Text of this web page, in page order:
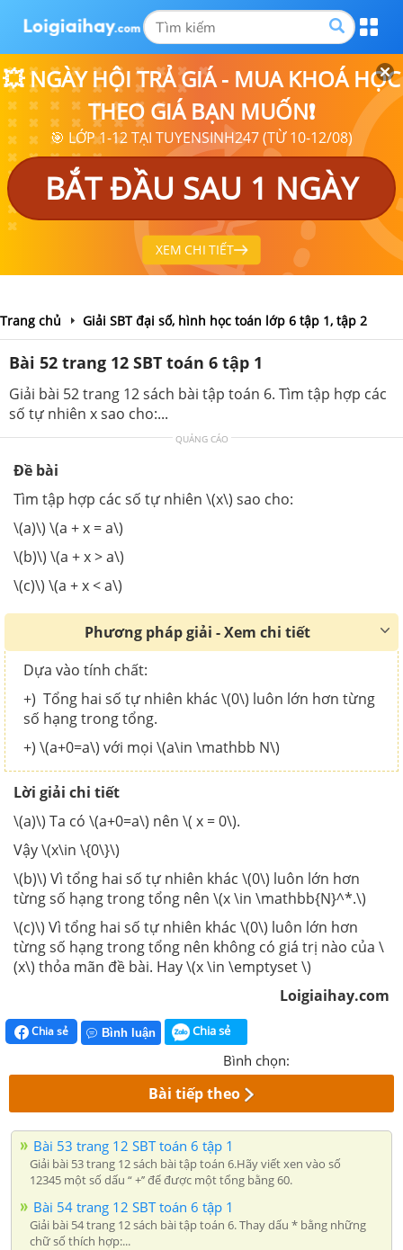
💥 NGÀY HỘI TRẢ GIÁ - MUA KHOÁ HỌC
THEO GIÁ BẠN MUỐN❗
🎯 LỚP 1-12 TẠI TUYENSINH247 (TỪ 10-12/08)
BẮT ĐẦU SAU 1 NGÀY
XEM CHI TIẾT
Trang chủ Giải SBT đại số, hình học toán lớp 6 tập 1, tập 2
Bài 52 trang 12 SBT toán 6 tập 1
Giải bài 52 trang 12 sách bài tập toán 6. Tìm tập hợp các
số tự nhiên x sao cho:...
QUẢNG CÁO
Đề bài
Tìm tập hợp các số tự nhiên \(x\) sao cho:
\(a)\) \(a + x = a\)
\(b)\) \(a + x > a\)
\(c)\) \(a + x < a\)
Phương pháp giải - Xem chi tiết
Dựa vào tính chất:
+) Tổng hai số tự nhiên khác \(0\) luôn lớn hơn từng
số hạng trong tổng.
+) \(a+0=a\) với mọi \(a\in \mathbb N\)
Lời giải chi tiết
\(a)\) Ta có \(a+0=a\) nên \( x = 0\).
Vậy \(x\in \{0\}\)
\(b)\) Vì tổng hai số tự nhiên khác \(0\) luôn lớn hơn
từng số hạng trong tổng nên \(x \in \mathbb{N}^*.\)
\(c)\) Vì tổng hai số tự nhiên khác \(0\) luôn lớn hơn
từng số hạng trong tổng nên không có giá trị nào của \
(x\) thỏa mãn đề bài. Hay \(x \in \emptyset \)
Loigiaihay.com
Chia sẻ Bình luận Chia sẻ
Bình chọn:
Bài tiếp theo
Bài 53 trang 12 SBT toán 6 tập 1
Giải bài 53 trang 12 sách bài tập toán 6.Hãy viết xen vào số
12345 một số dấu “ +’’ để được một tổng bằng 60.
Bài 54 trang 12 SBT toán 6 tập 1
Giải bài 54 trang 12 sách bài tập toán 6. Thay dấu * bằng những
chữ số thích hợp:...